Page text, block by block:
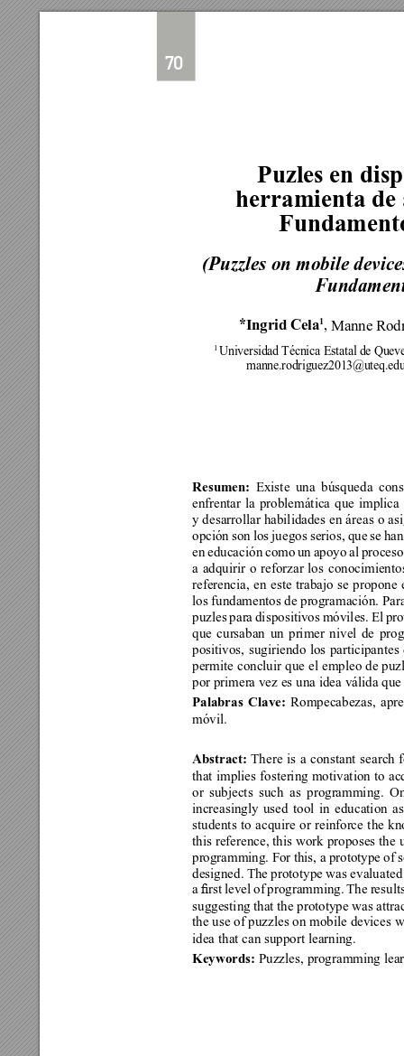
70
*Ingrid Cela1, Manne
Puzles en
herramienta de
(Puzzles on mobile
1 Universidad Técnica Estatal de
Resumen: Existe una búsqueda
enfrentar la problemática que
y desarrollar habilidades en áreas o
opción son los juegos serios, que se
en educación como un apoyo al
a adquirir o reforzar los
referencia, en este trabajo se
los fundamentos de programación.
puzles para dispositivos móviles. El
que cursaban un primer nivel de
positivos, sugiriendo los
permite concluir que el empleo de
por primera vez es una idea válida
Palabras Clave: Rompecabezas,
móvil.
Abstract: There is a constant
that implies fostering motivation to
or subjects such as programming.
increasingly used tool in education
students to acquire or reinforce the
this reference, this work proposes
programming. For this, a prototype of
designed. The prototype was
a rst level of programming. The
suggesting that the prototype was
the use of puzzles on mobile devices
idea that can support learning.
Keywords: Puzzles, programming